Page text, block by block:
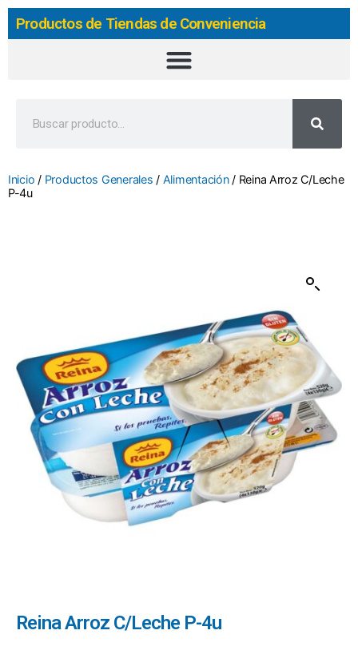
Productos de Tiendas de Conveniencia
Inicio / Productos Generales / Alimentación/ Reina Arroz C/Leche
P-4u
Reina Arroz C/Leche P-4u